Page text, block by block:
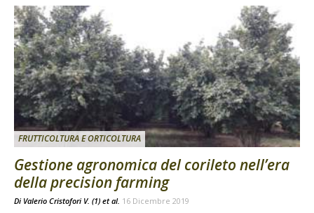
FRUTTICOLTURA E ORTICOLTURA
Gestione agronomica del corileto nell’era
della precision farming
Di Valerio Cristofori V. (1) et al. 16 Dicembre 2019